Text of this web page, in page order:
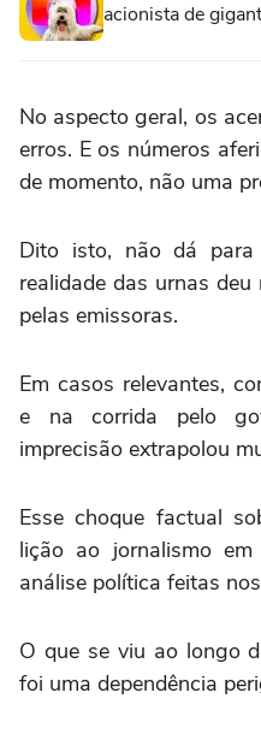
acionista de
No aspecto geral, os
erros. E os números
de momento, não uma
Dito isto, não dá
realidade das urnas
pelas emissoras.
Em casos relevantes,
e na corrida pelo
imprecisão extrapolou
Esse choque factual
lição ao jornalismo
análise política feitas
O que se viu ao longo
foi uma dependência